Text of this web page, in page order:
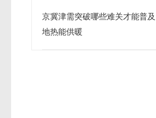
京冀津需突破哪些难关才能普及
地热能供暖